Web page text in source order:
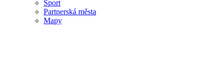
Sport
Partnerská města
Mapy